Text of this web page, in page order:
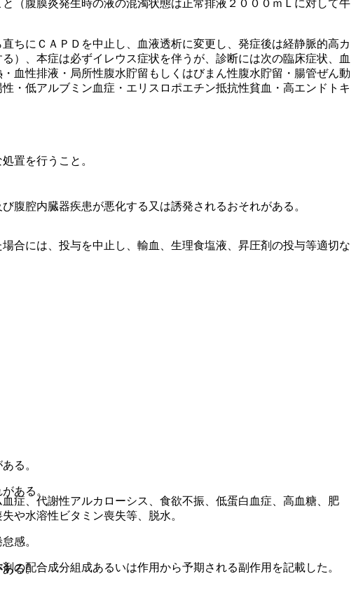
（腹膜炎発生時の液の混濁状態は正常排液２０００ｍＬに対して牛
ちにＣＡＰＤを中止し、血液透析に変更し、発症後は経静脈的高カ
）、本症は必ずイレウス症状を伴うが、診断には次の臨床症状、血
血性排液・局所性腹水貯留もしくはびまん性腹水貯留・腸管ぜん動
・低アルブミン血症・エリスロポエチン抵抗性貧血・高エンドトキ
腔内臓器疾患が悪化する又は誘発されるおそれがある。
る。
ある。
る。
置を行うこと。
合には、投与を中止し、輸血、生理食塩液、昇圧剤の投与等適切な
症、代謝性アルカローシス、食欲不振、低蛋白血症、高血糖、肥
や水溶性ビタミン喪失等、脱水。
感。
の配合成分組成あるいは作用から予期される副作用を記載した。